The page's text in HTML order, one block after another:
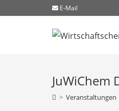
Inhalt
E-Mail
JuWiChem
> Veranstaltungen